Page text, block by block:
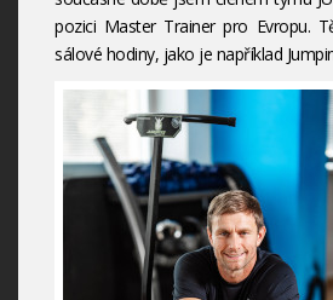
pozici Master Trainer pro Evropu.
sálové hodiny, jako je například